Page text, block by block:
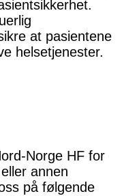
at pasientene
helsetjenester.
Norge HF for
annen
på følgende